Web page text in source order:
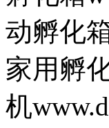
动孵化
家用孵
机